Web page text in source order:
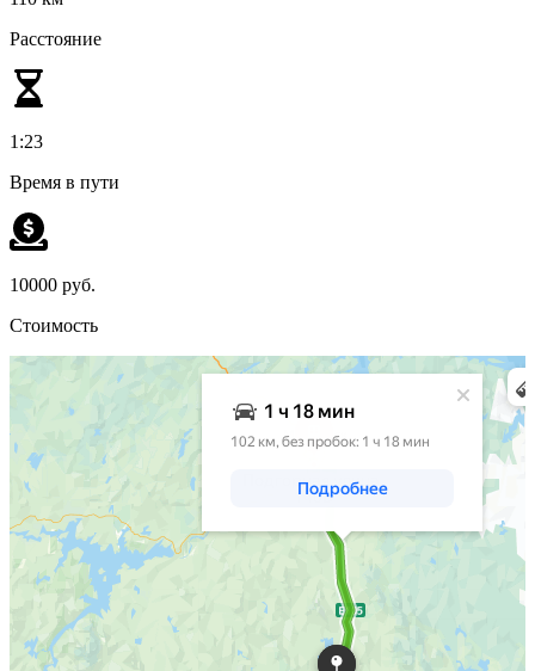
Расстояние
1:23
Время в пути
10000 руб.
Стоимость
Яндекс Карты
Апатиты: как доехать на автомобиле, общественным транспортом или пешком –